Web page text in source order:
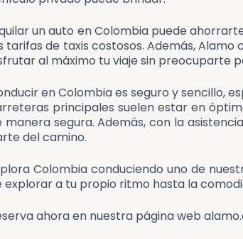
un auto en Colombia puede
tarifas de taxis costosos. Además,
al máximo tu viaje sin preocuparte
en Colombia es seguro y sencillo,
principales suelen estar en
manera segura. Además, con la
del camino.
Colombia conduciendo uno de
explorar a tu propio ritmo hasta la
ahora en nuestra página web